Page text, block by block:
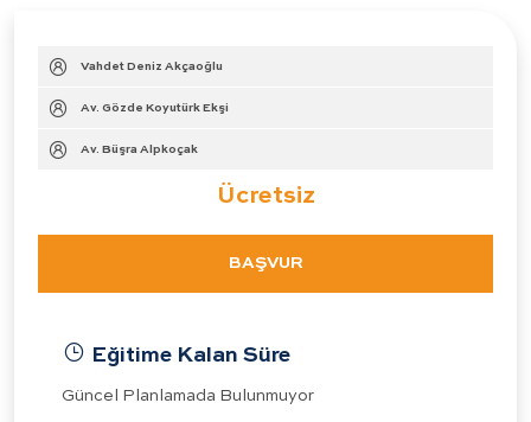
Vahdet Deniz Akçaoğlu
Av. Gözde Koyutürk Ekşi
Av. Büşra Alpkoçak
Ücretsiz
BAŞVUR
Eğitime Kalan Süre
Güncel Planlamada Bulunmuyor